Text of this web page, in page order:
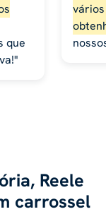
que
Reele
carrossel